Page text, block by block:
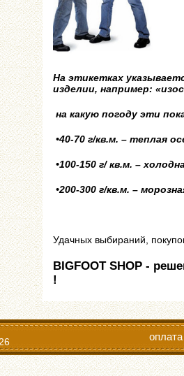
На этикетках
изделии, например:
на какую погоду эти
•40-70 г/кв.м. – теплая
•100-150 г/ кв.м. –
•200-300 г/кв.м. –
Удачных выбираний,
BIGFOOT SHOP -
!
оплата